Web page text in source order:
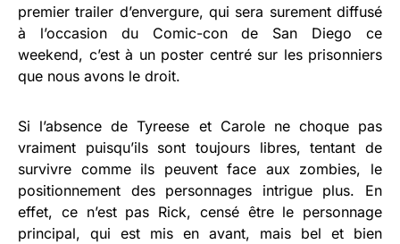
premier trailer d’envergure, qui sera surement diffusé
à l’occasion du Comic-con de San Diego ce
weekend, c’est à un poster centré sur les prisonniers
que nous avons le droit.
Si l’absence de Tyreese et Carole ne choque pas
vraiment puisqu’ils sont toujours libres, tentant de
survivre comme ils peuvent face aux zombies, le
positionnement des personnages intrigue plus. En
effet, ce n’est pas Rick, censé être le personnage
principal, qui est mis en avant, mais bel et bien